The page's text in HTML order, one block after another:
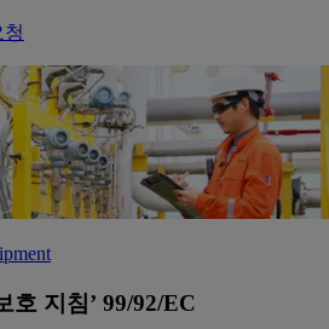
호 지침’ 99/92/EC